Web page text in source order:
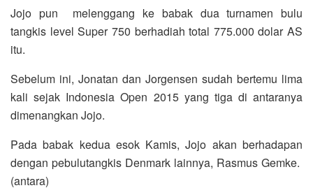
Jojo pun melenggang ke babak dua turnamen bulu
tangkis level Super 750 berhadiah total 775.000 dolar AS
itu.
Sebelum ini, Jonatan dan Jorgensen sudah bertemu lima
kali sejak Indonesia Open 2015 yang tiga di antaranya
dimenangkan Jojo.
Pada babak kedua esok Kamis, Jojo akan berhadapan
dengan pebulutangkis Denmark lainnya, Rasmus Gemke.
(antara)